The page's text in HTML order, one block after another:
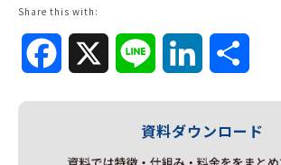
Share this with:
Facebook Line LinkedIn
資料ダウンロード